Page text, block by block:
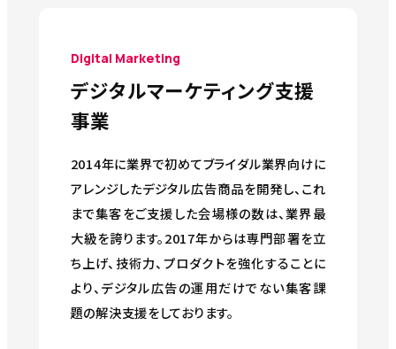
Digital Marketing
デジタルマーケティング支援
事業
2014年に業界で初めてブライダル業界向けに
アレンジしたデジタル広告商品を開発し、これ
まで集客をご支援した会場様の数は、業界最
大級を誇ります。2017年からは専門部署を立
ち上げ、技術力、プロダクトを強化することに
より、デジタル広告の運用だけでない集客課
題の解決支援をしております。